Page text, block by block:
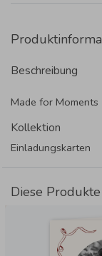
Beschreibung
Made for Moments
Kollektion
Einladungskarten
Diese